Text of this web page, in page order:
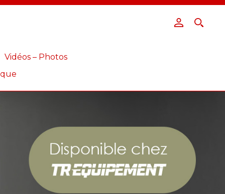
Vidéos – Photos